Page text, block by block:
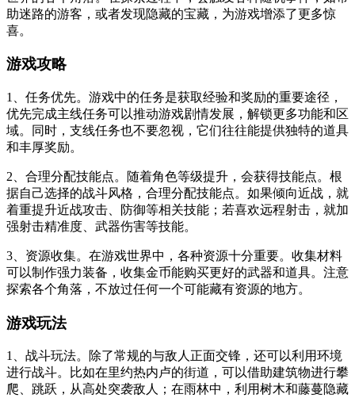
助迷路的游客，或者发现隐藏的宝藏，为游戏增添了更多惊
喜。
游戏攻略
1、任务优先。游戏中的任务是获取经验和奖励的重要途径，
优先完成主线任务可以推动游戏剧情发展，解锁更多功能和区
域。同时，支线任务也不要忽视，它们往往能提供独特的道具
和丰厚奖励。
2、合理分配技能点。随着角色等级提升，会获得技能点。根
据自己选择的战斗风格，合理分配技能点。如果倾向近战，就
着重提升近战攻击、防御等相关技能；若喜欢远程射击，就加
强射击精准度、武器伤害等技能。
3、资源收集。在游戏世界中，各种资源十分重要。收集材料
可以制作强力装备，收集金币能购买更好的武器和道具。注意
探索各个角落，不放过任何一个可能藏有资源的地方。
游戏玩法
1、战斗玩法。除了常规的与敌人正面交锋，还可以利用环境
进行战斗。比如在里约热内卢的街道，可以借助建筑物进行攀
爬、跳跃，从高处突袭敌人；在雨林中，利用树木和藤蔓隐藏